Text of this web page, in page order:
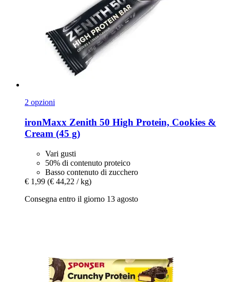
2 opzioni
ironMaxx Zenith 50 High Protein, Cookies &
Cream (45 g)
Vari gusti
50% di contenuto proteico
Basso contenuto di zucchero
€ 1,99 (€ 44,22 / kg)
Consegna entro il giorno 13 agosto